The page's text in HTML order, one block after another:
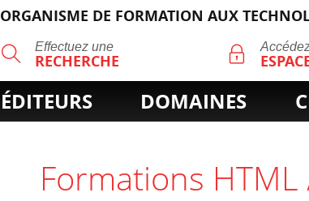
ORGANISME DE FORMATION AUX
Effectuez une
RECHERCHE
RECHERCHE
ÉDITEURS DOMAINES
Formations